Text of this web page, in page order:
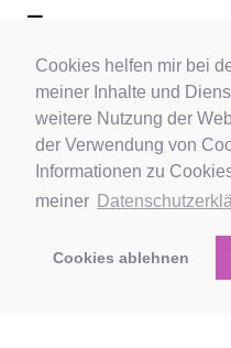
Cookies helfen mir bei
meiner Inhalte und
weitere Nutzung der
der Verwendung von
Informationen zu
meiner
Cookies ablehnen